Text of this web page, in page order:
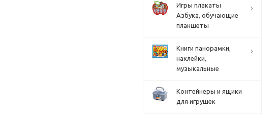
Игры плакаты
Азбука, обучающие
планшеты
Книги панорамки,
наклейки,
музыкальные
Контейнеры и ящики
для игрушек